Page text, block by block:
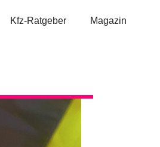
Kfz-Ratgeber Magazin